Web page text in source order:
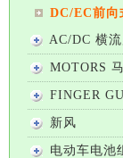
DC/EC前向
AC/DC 横流
MOTORS
FINGER
新风
电动车电池